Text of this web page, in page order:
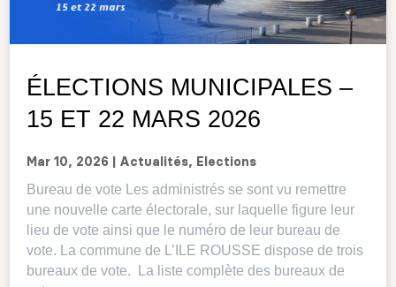
ÉLECTIONS MUNICIPALES –
15 ET 22 MARS 2026
Mar 10, 2026 Actualités, Elections
Bureau de vote Les administrés se sont vu remettre
une nouvelle carte électorale, sur laquelle figure leur
lieu de vote ainsi que le numéro de leur bureau de
vote. La commune de L’ILE ROUSSE dispose de trois
bureaux de vote. La liste complète des bureaux de